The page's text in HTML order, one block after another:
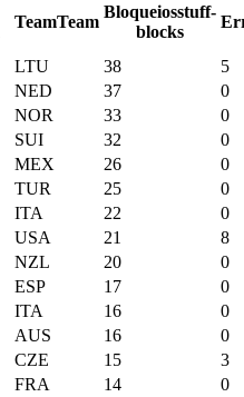
TeamTeam
Bloqueiosstuff-
blocks
LTU 38
5
NED 37
0
NOR 33
0
SUI 32
0
MEX 26
0
TUR 25
0
ITA 22
0
USA 21
8
NZL 20
0
ESP 17
0
ITA 16
0
AUS 16
0
CZE 15
3
FRA 14
0